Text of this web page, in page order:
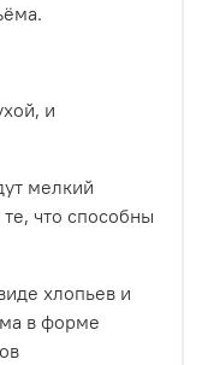
и
мелкий
что способны
хлопьев и
в форме